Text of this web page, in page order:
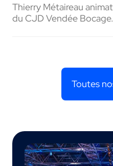
Thierry Métaireau
du CJD Vendée Bocage.
Toutes